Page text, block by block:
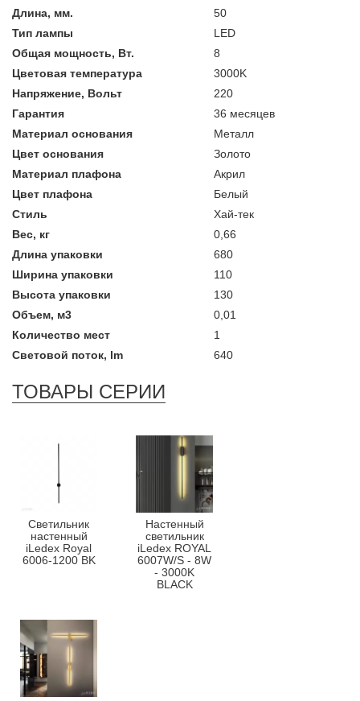
Длина, мм.
50
Тип лампы
LED
Общая мощность, Вт.
8
Цветовая температура
3000K
Напряжение, Вольт
220
Гарантия
36 месяцев
Материал основания
Металл
Цвет основания
Золото
Материал плафона
Акрил
Цвет плафона
Белый
Стиль
Хай-тек
Вес, кг
0,66
Длина упаковки
680
Ширина упаковки
110
Высота упаковки
130
Объем, м3
0,01
Количество мест
1
Световой поток, lm
640
ТОВАРЫ СЕРИИ
Светильник
настенный
iLedex Royal
6006-1200 BK
Настенный
светильник
iLedex ROYAL
6007W/S - 8W
- 3000K
BLACK